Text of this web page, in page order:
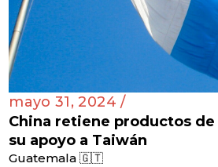
mayo 31, 2024 /
China retiene productos de
su apoyo a Taiwán
Guatemala 🇬🇹